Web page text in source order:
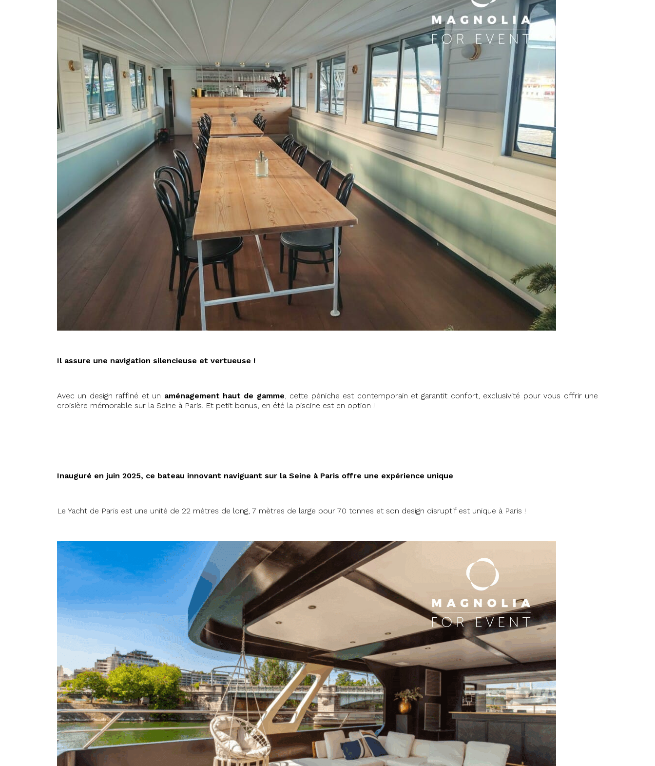
Il assure une navigation silencieuse et vertueuse !
Avec un design raffiné et un aménagement haut de gamme, cette péniche est contemporain et garantit confort, exclusivité pour vous offrir une
croisière mémorable sur la Seine à Paris. Et petit bonus, en été la piscine est en option !
Inauguré en juin 2025, ce bateau innovant naviguant sur la Seine à Paris offre une expérience unique
Le Yacht de Paris est une unité de 22 mètres de long, 7 mètres de large pour 70 tonnes et son design disruptif est unique à Paris !